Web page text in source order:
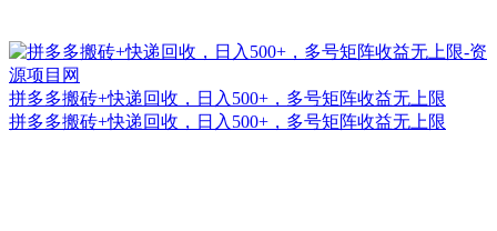
拼多多搬砖+快递回收，日入500+，多号矩阵收益无上限
拼多多搬砖+快递回收，日入500+，多号矩阵收益无上限